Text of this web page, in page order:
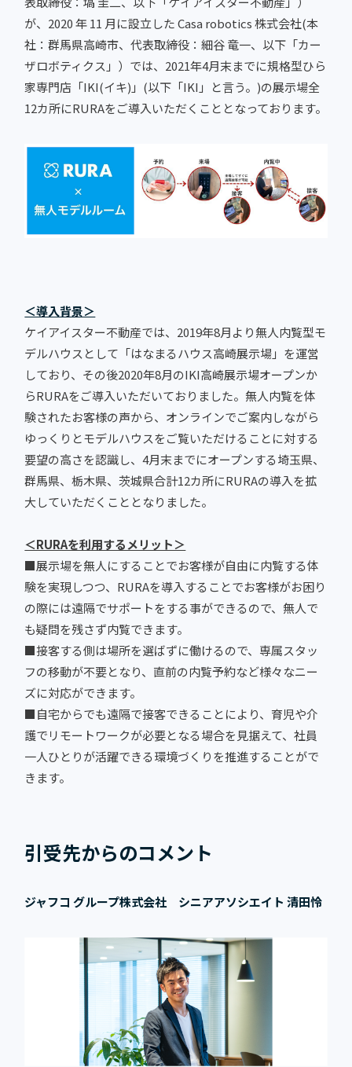
が、2020 年 11 月に設立した Casa robotics 株式会社(本
社：群馬県高崎市、代表取締役：細谷 竜一、以下「カー
ザロボティクス」）では、2021年4月末までに規格型ひら
家専門店「IKI(イキ)」(以下「IKI」と言う。)の展示場全
12カ所にRURAをご導入いただくこととなっております。
＜導入背景＞
ケイアイスター不動産では、2019年8月より無人内覧型モ
デルハウスとして「はなまるハウス高崎展示場」を運営
しており、その後2020年8月のIKI高崎展示場オープンか
らRURAをご導入いただいておりました。無人内覧を体
験されたお客様の声から、オンラインでご案内しながら
ゆっくりとモデルハウスをご覧いただけることに対する
要望の高さを認識し、4月末までにオープンする埼玉県、
群馬県、栃木県、茨城県合計12カ所にRURAの導入を拡
大していただくこととなりました。
＜RURAを利用するメリット＞
■展示場を無人にすることでお客様が自由に内覧する体
験を実現しつつ、RURAを導入することでお客様がお困り
の際には遠隔でサポートをする事ができるので、無人で
も疑問を残さず内覧できます。
■接客する側は場所を選ばずに働けるので、専属スタッ
フの移動が不要となり、直前の内覧予約など様々なニー
ズに対応ができます。
■自宅からでも遠隔で接客できることにより、育児や介
護でリモートワークが必要となる場合を見据えて、社員
一人ひとりが活躍できる環境づくりを推進することがで
きます。
引受先からのコメント
ジャフコ グループ株式会社 シニアアソシエイト 清田怜